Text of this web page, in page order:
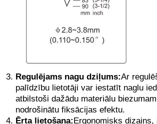
Regulējams nagu dziļums:Ar
palīdzību lietotāji var iestatīt naglu
atbilstoši dažādu materiālu
nodrošinātu fiksācijas efektu.
Ērta lietošana:Ergonomisks